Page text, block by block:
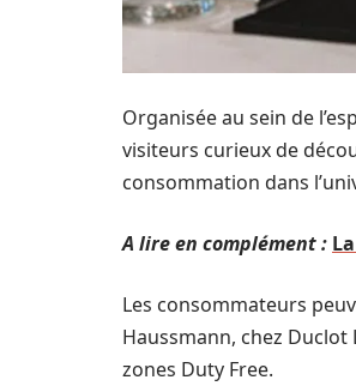
Organisée au sein de
visiteurs curieux de
consommation dans
A lire en complément :
Les consommateurs
Haussmann, chez Duclot
zones Duty Free.